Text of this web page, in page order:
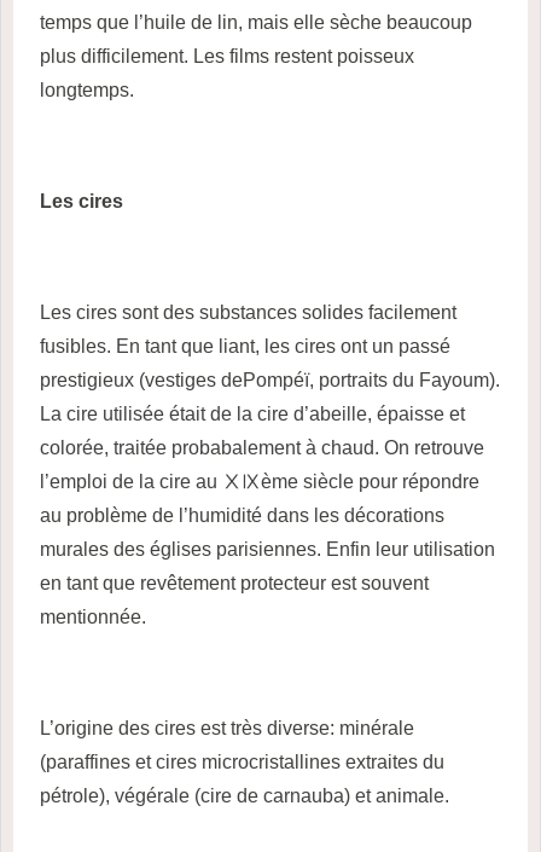
temps que l’huile de lin, mais elle sèche beaucoup
plus difficilement. Les films restent poisseux
longtemps.
Les cires
Les cires sont des substances solides facilement
fusibles. En tant que liant, les cires ont un passé
prestigieux (vestiges dePompéï, portraits du Fayoum).
La cire utilisée était de la cire d’abeille, épaisse et
colorée, traitée probabalement à chaud. On retrouve
l’emploi de la cire au ⅩⅨème siècle pour répondre
au problème de l’humidité dans les décorations
murales des églises parisiennes. Enfin leur utilisation
en tant que revêtement protecteur est souvent
mentionnée.
L’origine des cires est très diverse: minérale
(paraffines et cires microcristallines extraites du
pétrole), végérale (cire de carnauba) et animale.